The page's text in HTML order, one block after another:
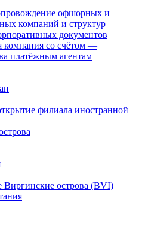
офшорных и
компаний и структур
документов
компания со счётом —
платёжным агентам
филиала иностранной
Виргинские острова (BVI)